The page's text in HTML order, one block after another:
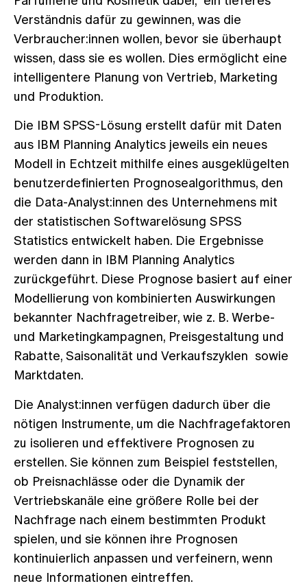
Verständnis dafür zu gewinnen, was die
Verbraucher:innen wollen, bevor sie überhaupt
wissen, dass sie es wollen. Dies ermöglicht eine
intelligentere Planung von Vertrieb, Marketing
und Produktion.
Die IBM SPSS-Lösung erstellt dafür mit Daten
aus IBM Planning Analytics jeweils ein neues
Modell in Echtzeit mithilfe eines ausgeklügelten
benutzerdefinierten Prognosealgorithmus, den
die Data-Analyst:innen des Unternehmens mit
der statistischen Softwarelösung SPSS
Statistics entwickelt haben. Die Ergebnisse
werden dann in IBM Planning Analytics
zurückgeführt. Diese Prognose basiert auf einer
Modellierung von kombinierten Auswirkungen
bekannter Nachfragetreiber, wie z. B. Werbe-
und Marketingkampagnen, Preisgestaltung und
Rabatte, Saisonalität und Verkaufszyklen sowie
Marktdaten.
Die Analyst:innen verfügen dadurch über die
nötigen Instrumente, um die Nachfragefaktoren
zu isolieren und effektivere Prognosen zu
erstellen. Sie können zum Beispiel feststellen,
ob Preisnachlässe oder die Dynamik der
Vertriebskanäle eine größere Rolle bei der
Nachfrage nach einem bestimmten Produkt
spielen, und sie können ihre Prognosen
kontinuierlich anpassen und verfeinern, wenn
neue Informationen eintreffen.